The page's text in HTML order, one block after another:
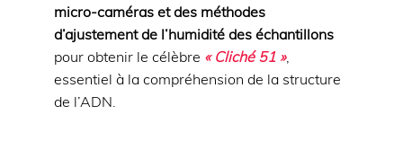
micro-caméras et des méthodes
d’ajustement de l’humidité des échantillons
pour obtenir le célèbre « Cliché 51 »,
essentiel à la compréhension de la structure
de l’ADN.